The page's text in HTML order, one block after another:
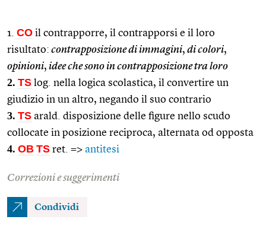
1. CO il contrapporre, il contrapporsi e il loro
risultato: contrapposizione di immagini, di colori,
opinioni, idee che sono in contrapposizione tra loro
2. TS log. nella logica scolastica, il convertire un
giudizio in un altro, negando il suo contrario
3. TS arald. disposizione delle figure nello scudo
collocate in posizione reciproca, alternata od opposta
4. OB TS ret. => antitesi
Correzioni e suggerimenti
Condividi